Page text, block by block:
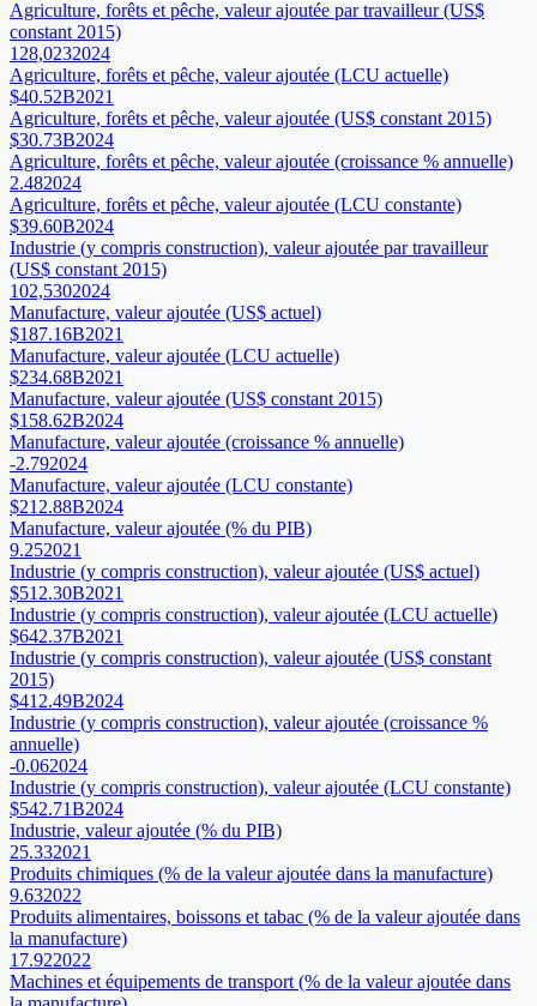
Agriculture, forêts et pêche, valeur ajoutée par travailleur (US$
constant 2015)
128,0232024
Agriculture, forêts et pêche, valeur ajoutée (LCU actuelle)
$40.52B2021
Agriculture, forêts et pêche, valeur ajoutée (US$ constant 2015)
$30.73B2024
Agriculture, forêts et pêche, valeur ajoutée (croissance % annuelle)
2.482024
Agriculture, forêts et pêche, valeur ajoutée (LCU constante)
$39.60B2024
Industrie (y compris construction), valeur ajoutée par travailleur
(US$ constant 2015)
102,5302024
Manufacture, valeur ajoutée (US$ actuel)
$187.16B2021
Manufacture, valeur ajoutée (LCU actuelle)
$234.68B2021
Manufacture, valeur ajoutée (US$ constant 2015)
$158.62B2024
Manufacture, valeur ajoutée (croissance % annuelle)
-2.792024
Manufacture, valeur ajoutée (LCU constante)
$212.88B2024
Manufacture, valeur ajoutée (% du PIB)
9.252021
Industrie (y compris construction), valeur ajoutée (US$ actuel)
$512.30B2021
Industrie (y compris construction), valeur ajoutée (LCU actuelle)
$642.37B2021
Industrie (y compris construction), valeur ajoutée (US$ constant
2015)
$412.49B2024
Industrie (y compris construction), valeur ajoutée (croissance %
annuelle)
-0.062024
Industrie (y compris construction), valeur ajoutée (LCU constante)
$542.71B2024
Industrie, valeur ajoutée (% du PIB)
25.332021
Produits chimiques (% de la valeur ajoutée dans la manufacture)
9.632022
Produits alimentaires, boissons et tabac (% de la valeur ajoutée dans
la manufacture)
17.922022
Machines et équipements de transport (% de la valeur ajoutée dans